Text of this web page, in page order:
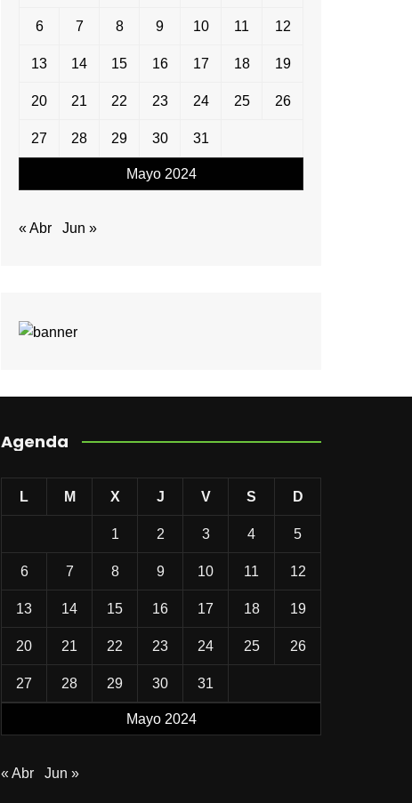
Mayo 2024
6 7 8 9 10 11 12
13 14 15 16 17 18 19
20 21 22 23 24 25 26
27 28 29 30 31
« Abr Jun »
Agenda
Mayo 2024
L M X J V S D
1 2 3 4 5
6 7 8 9 10 11 12
13 14 15 16 17 18 19
20 21 22 23 24 25 26
27 28 29 30 31
« Abr Jun »